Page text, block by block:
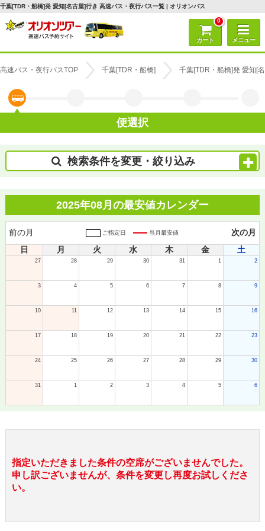
千葉[TDR・船橋]発 愛知[名古屋]行き 高速バス・夜行バス一覧 | オリオンバス
0
カート メニュー
高速バス・夜行バスTOP 千葉[TDR・船橋] 千葉[TDR・船橋]発 愛知[
便選択
検索条件を変更・絞り込み
2025年08月の最安値カレンダー
前の月 ご指定日 当月最安値
次の月
日
月 火 水 木 金 土
27 28 29 30 31 1 2
3 4 5 6 7 8 9
10 11 12 13 14 15 16
17 18 19 20 21 22 23
24 25 26 27 28 29 30
31 1 2 3 4 5 6
指定いただきました条件の空席がございませんでした。
申し訳ございませんが、条件を変更し再度お試しくださ
い。